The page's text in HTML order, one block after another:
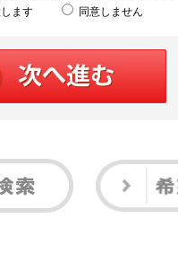
ます
同意しません